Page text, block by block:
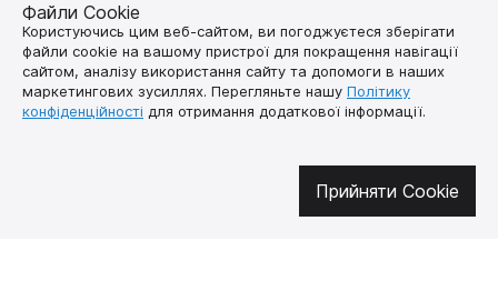
Долучайтесь у соцмережах
Файли Cookie
Користуючись цим веб-сайтом, ви погоджуєтеся зберігати
файли cookie на вашому пристрої для покращення навігації
сайтом, аналізу використання сайту та допомоги в наших
маркетингових зусиллях. Перегляньте нашу Політику
конфіденційності для отримання додаткової інформації.
Прийняти Cookie